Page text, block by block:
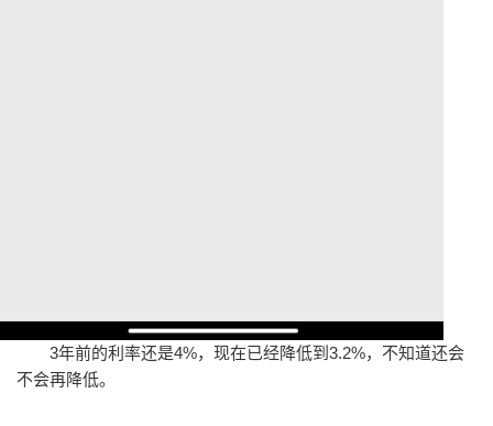
3年前的利率还是4%，现在已经降低到3.2%，不知道还会
不会再降低。